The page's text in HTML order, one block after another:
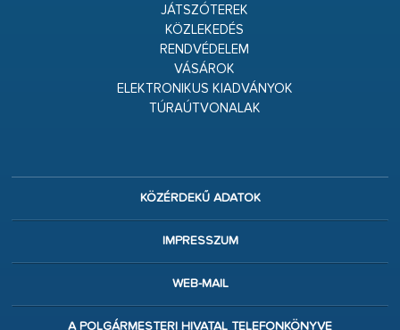
JÁTSZÓTEREK
KÖZLEKEDÉS
RENDVÉDELEM
VÁSÁROK
ELEKTRONIKUS KIADVÁNYOK
TÚRAÚTVONALAK
KÖZÉRDEKŰ ADATOK
IMPRESSZUM
WEB-MAIL
A POLGÁRMESTERI HIVATAL TELEFONKÖNYVE